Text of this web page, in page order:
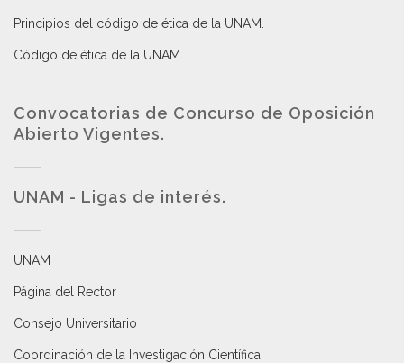
Principios del código de ética de la UNAM
Código de ética de la UNAM
Convocatorias de Concurso de Oposición
Abierto Vigentes.
UNAM - Ligas de interés.
UNAM
Página del Rector
Consejo Universitario
Coordinación de la Investigación Científica